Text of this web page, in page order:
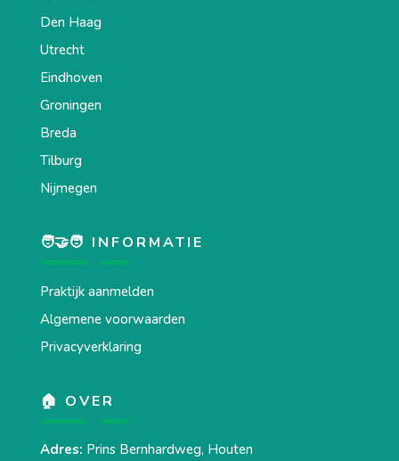
Den Haag
Utrecht
Eindhoven
Groningen
Breda
Tilburg
Nijmegen
🧑‍🤝‍🧑 INFORMATIE
Praktijk aanmelden
Algemene voorwaarden
Privacyverklaring
🏠 OVER
Adres: Prins Bernhardweg, Houten